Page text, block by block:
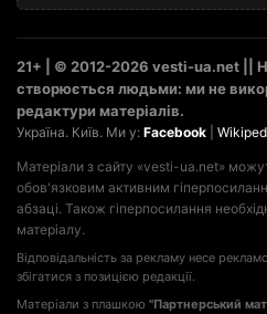
21+ | © 2012-2026 vesti-ua.net ||
створюється людьми: ми не
редактури матеріалів.
Україна. Київ. Ми у: Facebook
Матеріали з сайту «vesti-ua.net»
обов'язковим активним
абзаці. Також гіперпосилання
матеріалу.
Відповідальність за рекламу несе
збігатися з позицією редакції.
Матеріали з плашкою "Партнерський